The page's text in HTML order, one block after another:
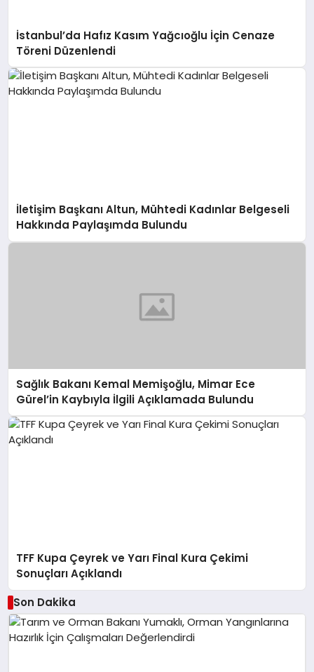
İstanbul’da Hafız Kasım Yağcıoğlu İçin Cenaze
Töreni Düzenlendi
İletişim Başkanı Altun, Mühtedi Kadınlar Belgeseli
Hakkında Paylaşımda Bulundu
Sağlık Bakanı Kemal Memişoğlu, Mimar Ece
Gürel’in Kaybıyla İlgili Açıklamada Bulundu
TFF Kupa Çeyrek ve Yarı Final Kura Çekimi
Sonuçları Açıklandı
Son Dakika